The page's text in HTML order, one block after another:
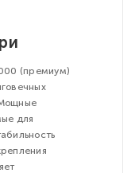
(премиум)
для